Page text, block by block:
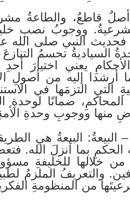
أصلٌ قاطعٌ، والطاعةُ
ووجوبُ نصبِ
فحديث النبي صلى الله
السياديةُ تحسمُ
يعني اختيارَ أحدِ
أرشدا إليه من أصولِ
التي التزمَها في
المحاكمِ، ضمانًا
منها ووجوبِ وحدةِ
البيعةُ هي
الحكمِ بما أنزلَ الله.
خلالها للخليفةِ
والتعريفُ الملزمُ
من المنظومةِ